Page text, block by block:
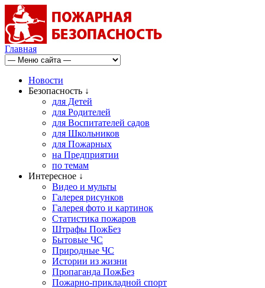
Главная
Новости
Безопасность ↓
для Детей
для Родителей
для Воспитателей садов
для Школьников
для Пожарных
на Предприятии
по темам
Интересное ↓
Видео и мульты
Галерея рисунков
Галерея фото и картинок
Статистика пожаров
Штрафы ПожБез
Бытовые ЧС
Природные ЧС
Истории из жизни
Пропаганда ПожБез
Пожарно-прикладной спорт